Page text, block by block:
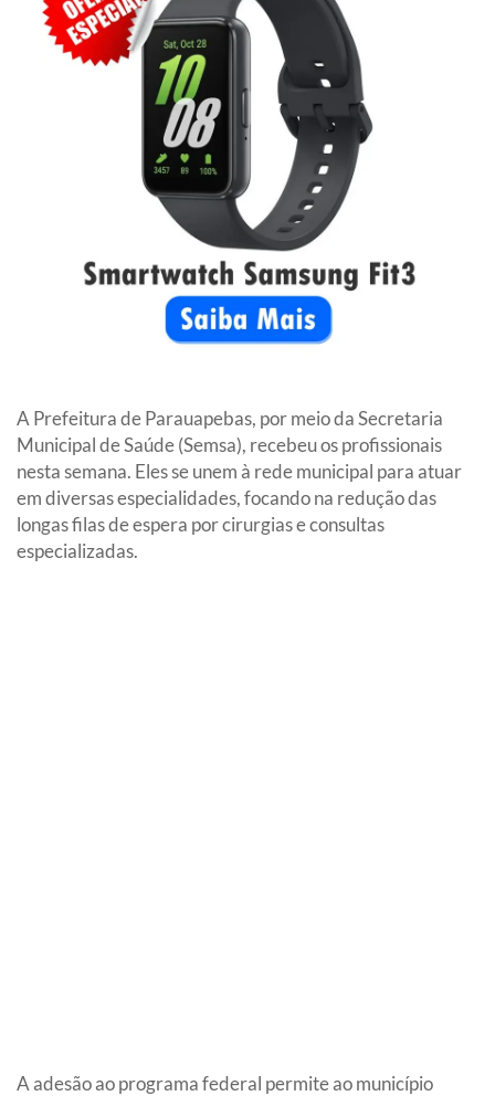
A Prefeitura de Parauapebas, por meio da Secretaria
Municipal de Saúde (Semsa), recebeu os profissionais
nesta semana. Eles se unem à rede municipal para atuar
em diversas especialidades, focando na redução das
longas filas de espera por cirurgias e consultas
especializadas.
A adesão ao programa federal permite ao município